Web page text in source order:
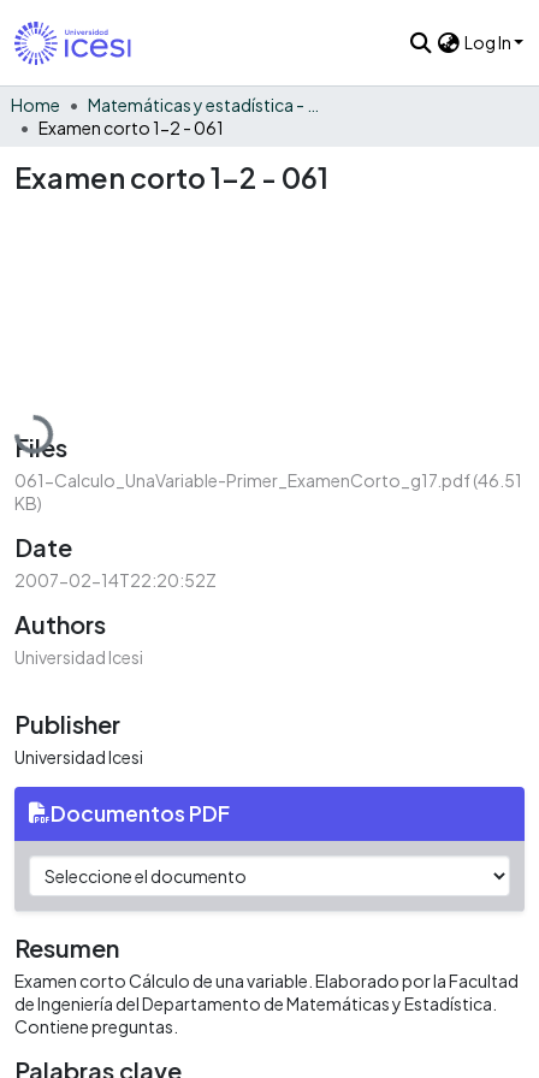
Log In
Home
Examen corto 1-2 - 061
Examen corto 1-2 - 061
Loading...
Files
061-Calculo_UnaVariable-Primer_ExamenCorto_g17.pdf(46.51
KB)
Date
2007-02-14T22:20:52Z
Authors
Universidad Icesi
Publisher
Universidad Icesi
Documentos PDF
Resumen
Examen corto Cálculo de una variable. Elaborado por la Facultad
de Ingeniería del Departamento de Matemáticas y Estadística.
Contiene preguntas.
Palabras clave